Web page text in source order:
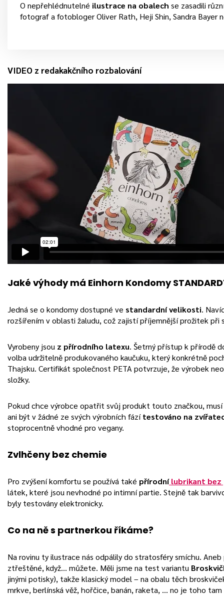
O nepřehlédnutelné ilustrace na obalech se zasadili
fotograf a fotobloger Oliver Rath, Heji Shin, Sandra Bayer
VIDEO z redakakčního rozbalování
Jaké výhody má Einhorn Kondomy
Jedná se o kondomy dostupné ve standardní velikosti.
rozšířením v oblasti žaludu, což zajistí příjemnější prožitek při
Vyrobeny jsou z přírodního latexu. Šetrný přístup k přírodě
volba udržitelně produkovaného kaučuku, který konkrétně
Thajsku. Certifikát společnost PETA potvrzuje, že výrobek
složky.
Pokud chce výrobce opatřit svůj produkt touto značkou,
ani být v žádné ze svých výrobních fázítestováno na
stoprocentně vhodné pro vegany.
Zvlhčeny bez chemie
Pro zvýšení komfortu se používá také přírodnílubrikant bez
látek, které jsou nevhodné po intimní partie. Stejně tak
byly testovány elektronicky.
Co na ně s partnerkou říkáme?
Na rovinu ty ilustrace nás odpálily do stratosféry smíchu.
ztřeštěné, když… můžete. Měli jsme na test variantu
jinými potisky), takže klasický model – na obalu těch
mrkve, berlínská věž, hořčice, banán, raketa, … no je toho tam